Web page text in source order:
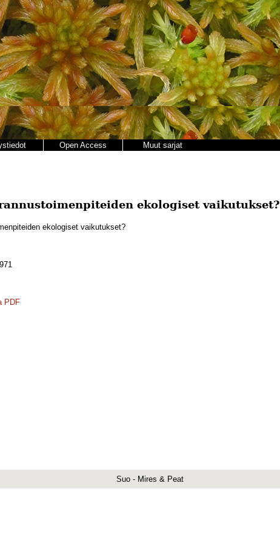
Open Access Muut sarjat
ekologiset vaikutukset?
ekologiset vaikutukset?
PDF
Suo - Mires & Peat